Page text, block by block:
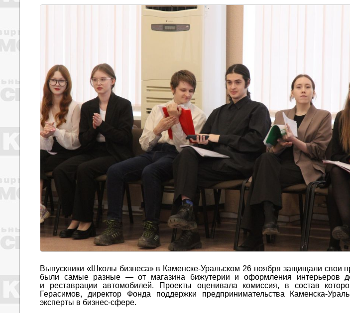
Выпускники «Школы бизнеса» в Каменске-Уральском 26 ноября защищали свои
были самые разные — от магазина бижутерии и оформления интерьеров
и реставрации автомобилей. Проекты оценивала комиссия, в состав
Герасимов, директор Фонда поддержки предпринимательства Каменска-
эксперты в бизнес-сфере.